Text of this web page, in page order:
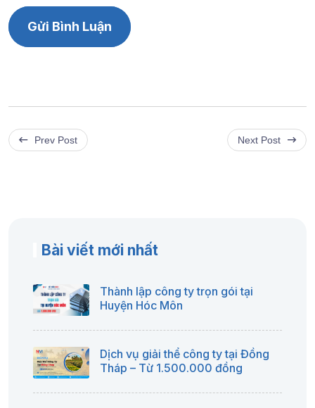
Prev Post Next Post
Bài viết mới nhất
Thành lập công ty trọn gói tại
Huyện Hóc Môn
Dịch vụ giải thể công ty tại Đồng
Tháp – Từ 1.500.000 đồng